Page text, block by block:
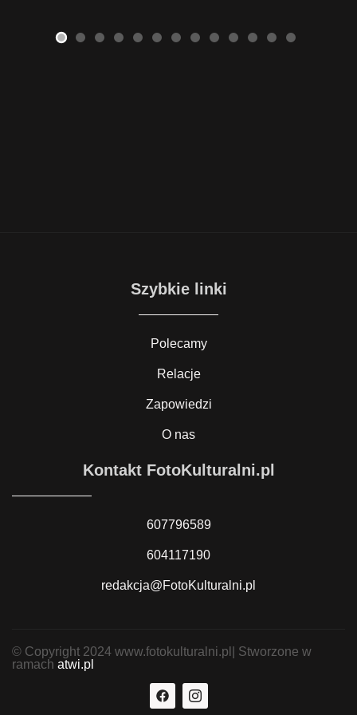
Szybkie linki
Polecamy
Relacje
Zapowiedzi
O nas
Kontakt FotoKulturalni.pl
607796589
604117190
redakcja@FotoKulturalni.pl
© Copyright 2024 www.fotokulturalni.pl| Stworzone w
ramach atwi.pl